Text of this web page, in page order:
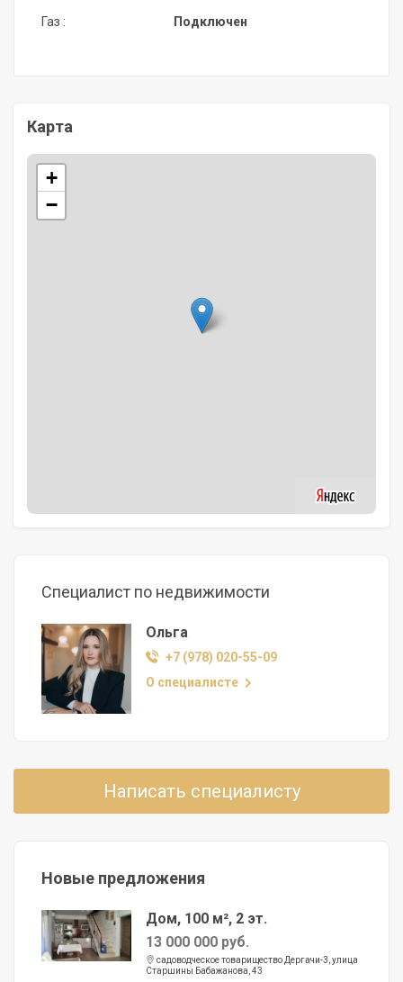
Газ : Подключен
Карта
+
−
Специалист по недвижимости
Ольга
+7 (978) 020-55-09
О специалисте
Написать специалисту
Новые предложения
Дом, 100 м², 2 эт.
13 000 000 руб.
садоводческое товарищество Дергачи-3, улица
Старшины Бабажанова, 43